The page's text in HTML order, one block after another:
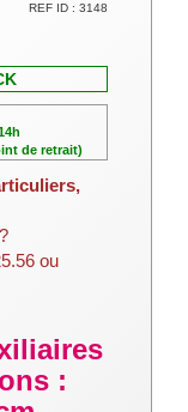
REF ID : 3148
de retrait)
?
ou
: